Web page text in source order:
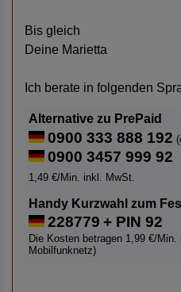
Bis gleich
Deine Marietta
Ich berate in folgenden
Alternative zu PrePaid
0900 333 888 192
0900 3457 999 92
1,49 €/Min. inkl. MwSt.
Handy Kurzwahl zum
228779 + PIN 92
Die Kosten betragen 1,99 €/
Mobilfunknetz)